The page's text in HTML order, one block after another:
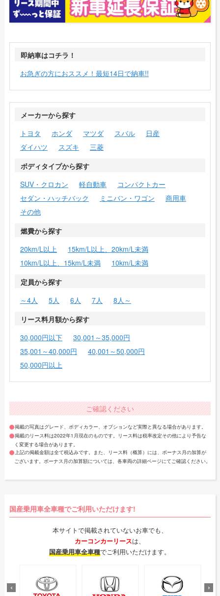
即納車はコチラ！
お急ぎの方におススメ！最短14日で納車!!
メーカーから探す
トヨタ
ホンダ マツダ スバル
日産
ダイハツ
スズキ
三菱
ボディタイプから探す
SUV・クロカン
軽自動車
コンパクトカー
セダン・ハッチバック
ミニバン・ワゴン
商用車
その他
燃費から探す
20km/L以上
15km/L以上、20km/L未満
10km/L以上、15km/L未満
10km/L未満
定員から探す
～4人
5人 6人 7人
8人～
リース料月額から探す
30,000円以下
30,001～35,000円
35,001～40,000円
40,001～50,000円
50,000円以上
ご確認ください
掲載の写真はグレード、ボディカラー、オプションなど実際と異なる場合があります。
掲載のリース料は2022年1月現在のものです。リース料は税率改定その他により予告な
く変更する場合があります。
上記の掲載金額は全て税込みです。また、リース料（概算）には、ボーナス月の加算が
ございます。ボーナス月の加算額については、各車両の詳細ページにてご確認ください。
国産乗用車全車種でご利用いただけます!
本サイトで掲載されていないお車でも、
カーコンカーリースは、
国産乗用車全車種でご利用いただけます。